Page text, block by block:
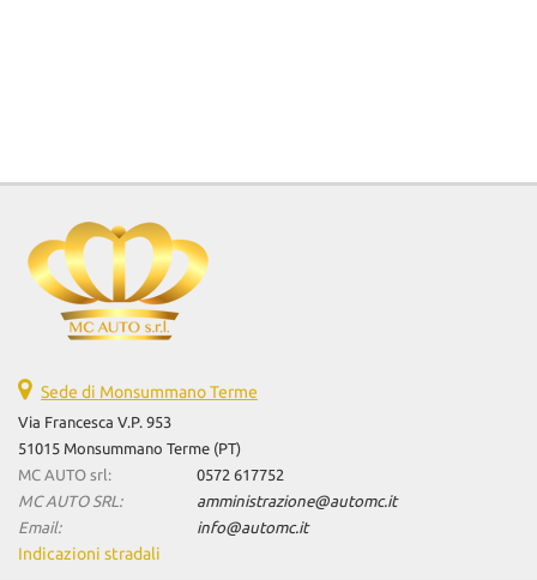
Sede di Monsummano Terme
Via Francesca V.P. 953
51015 Monsummano Terme (PT)
MC AUTO srl:
0572 617752
MC AUTO SRL:
amministrazione@automc.it
Email:
info@automc.it
Indicazioni stradali